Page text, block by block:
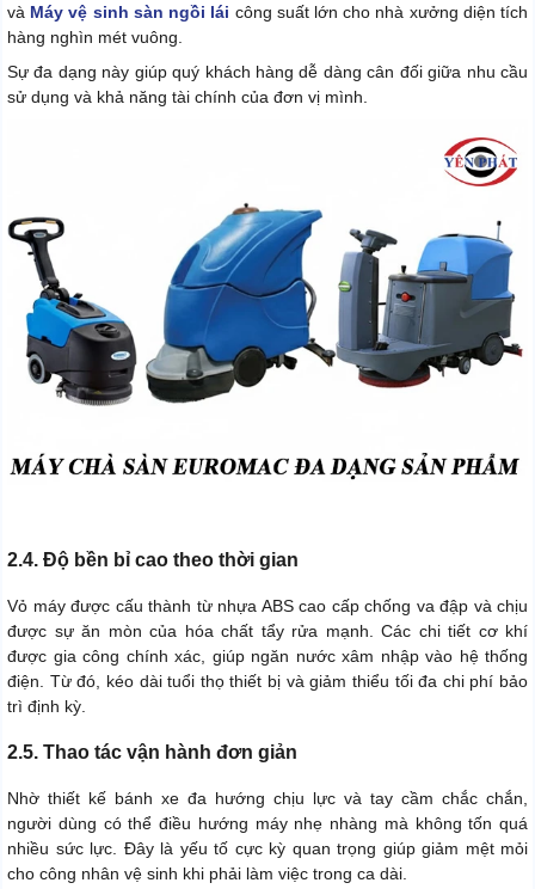
và Máy vệ sinh sàn ngồi lái công suất lớn cho nhà xưởng diện tích
hàng nghìn mét vuông.
Sự đa dạng này giúp quý khách hàng dễ dàng cân đối giữa nhu cầu
sử dụng và khả năng tài chính của đơn vị mình.
2.4. Độ bền bỉ cao theo thời gian
Vỏ máy được cấu thành từ nhựa ABS cao cấp chống va đập và chịu
được sự ăn mòn của hóa chất tẩy rửa mạnh. Các chi tiết cơ khí
được gia công chính xác, giúp ngăn nước xâm nhập vào hệ thống
điện. Từ đó, kéo dài tuổi thọ thiết bị và giảm thiểu tối đa chi phí bảo
trì định kỳ.
2.5. Thao tác vận hành đơn giản
Nhờ thiết kế bánh xe đa hướng chịu lực và tay cầm chắc chắn,
người dùng có thể điều hướng máy nhẹ nhàng mà không tốn quá
nhiều sức lực. Đây là yếu tố cực kỳ quan trọng giúp giảm mệt mỏi
cho công nhân vệ sinh khi phải làm việc trong ca dài.